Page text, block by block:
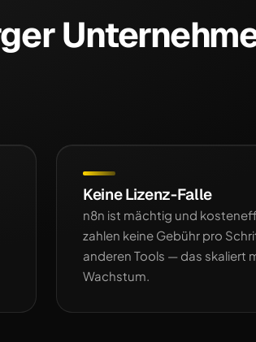
Keine Lizenz-Falle
n8n ist mächtig und
zahlen keine Gebühr pro
anderen Tools — das skaliert
Wachstum.